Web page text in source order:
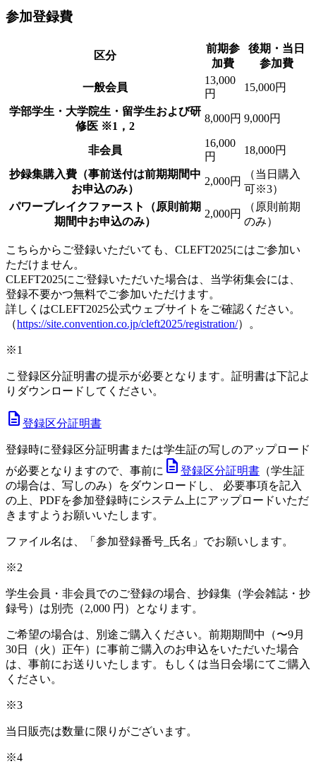
参加登録費
区分
前期参
加費
後期・当日
参加費
一般会員
13,000
円
15,000円
学部学生・ 大学院生・ 留学生および研
修医※1，2
8,000円 9,000円
非会員
16,000
円
18,000円
抄録集購入費（事前送付は前期期間中
お申込のみ）
2,000円
（当日購入
可※3）
パワーブレイクファースト （原則前期
期間中お申込のみ）
2,000円
（原則前期
のみ）
こちらからご登録いただいても、CLEFT2025にはご参加い
ただけません。
CLEFT2025にご登録いただいた場合は、当学術集会には、
登録不要かつ無料でご参加いただけます。
詳しくはCLEFT2025公式ウェブサイトをご確認ください。
（https://site.convention.co.jp/cleft2025/registration/）。
※1
こ登録区分証明書の提示が必要となります。証明書は下記よ
りダウンロードしてください。
Description 登録区分証明書
登録時に登録区分証明書または学生証の写しのアップロード
が必要となりますので、事前に Description 登録区分証明書 （学生証
の場合は、写しのみ）をダウンロードし、 必要事項を記入
の上、PDFを参加登録時にシステム上にアップロードいただ
きますようお願いいたします。
ファイル名は、「参加登録番号_氏名」でお願いします。
※2
学生会員・非会員でのご登録の場合、抄録集（学会雑誌・抄
録号）は別売（2,000 円）となります。
ご希望の場合は、別途ご購入ください。前期期間中（〜9月
30日（火）正午）に事前ご購入のお申込をいただいた場合
は、事前にお送りいたします。もしくは当日会場にてご購入
ください。
※3
当日販売は数量に限りがございます。
※4